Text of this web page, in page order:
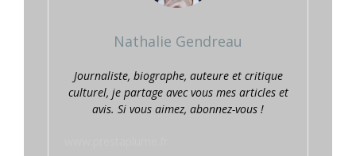
Nathalie Gendreau
Journaliste, biographe, auteure et critique
culturel, je partage avec vous mes articles et
avis. Si vous aimez, abonnez-vous !